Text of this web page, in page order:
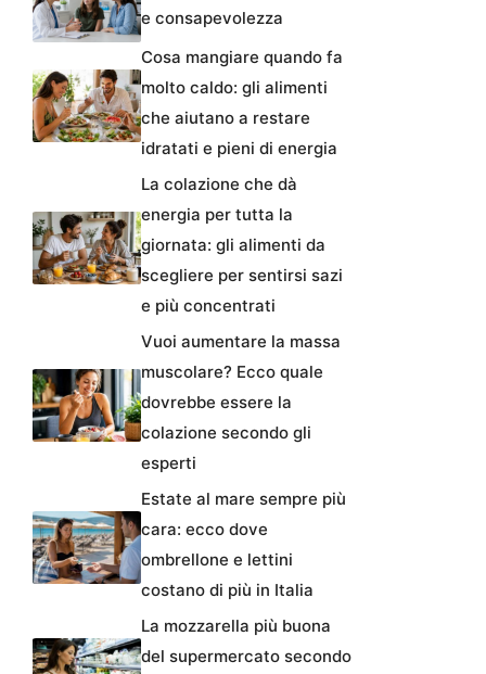
e consapevolezza
Cosa mangiare quando fa
molto caldo: gli alimenti
che aiutano a restare
idratati e pieni di energia
La colazione che dà
energia per tutta la
giornata: gli alimenti da
scegliere per sentirsi sazi
e più concentrati
Vuoi aumentare la massa
muscolare? Ecco quale
dovrebbe essere la
colazione secondo gli
esperti
Estate al mare sempre più
cara: ecco dove
ombrellone e lettini
costano di più in Italia
La mozzarella più buona
del supermercato secondo